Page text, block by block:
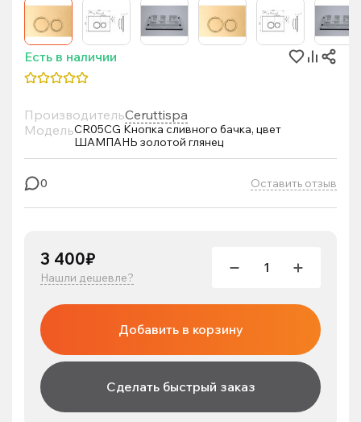
Есть в наличии
ПроизводительCeruttispa
МодельCR05CG Кнопка сливного бачка, цвет
ШАМПАНЬ золотой глянец
0 Оставить отзыв
3 400₽
Нашли дешевле?
Добавить в корзину
Сделать быстрый заказ